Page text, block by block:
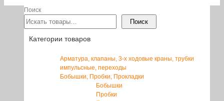
Поиск
Поиск
Категории товаров
Арматура, клапаны, 3-х ходовые краны, трубки
импульсные, переходы
Бобышки, Пробки, Прокладки
Бобышки
Пробки